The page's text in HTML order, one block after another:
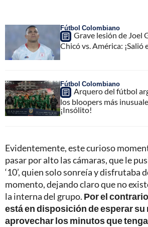
Fútbol Colombiano
Grave lesión de Joel
Chicó vs. América: ¡Salió
Fútbol Colombiano
Arquero del fútbol
los bloopers más
¡Insólito!
Evidentemente, este curioso
pasar por alto las cámaras, que le
‘10’, quien solo sonreía y disfrutaba
momento, dejando claro que no
la interna del grupo. Por el
está en disposición de esperar su
aprovechar los minutos que